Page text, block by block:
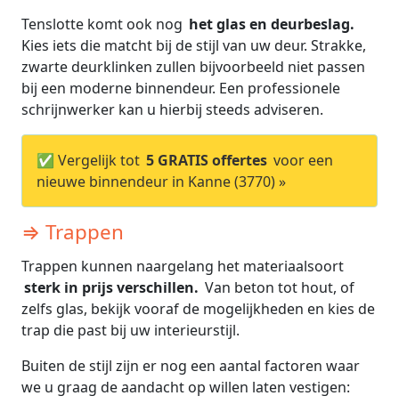
Tenslotte komt ook nog het glas en deurbeslag.
Kies iets die matcht bij de stijl van uw deur. Strakke,
zwarte deurklinken zullen bijvoorbeeld niet passen
bij een moderne binnendeur. Een professionele
schrijnwerker kan u hierbij steeds adviseren.
✅ Vergelijk tot 5 GRATIS offertes voor een
nieuwe binnendeur in Kanne (3770) »
⇒ Trappen
Trappen kunnen naargelang het materiaalsoort
sterk in prijs verschillen. Van beton tot hout, of
zelfs glas, bekijk vooraf de mogelijkheden en kies de
trap die past bij uw interieurstijl.
Buiten de stijl zijn er nog een aantal factoren waar
we u graag de aandacht op willen laten vestigen: